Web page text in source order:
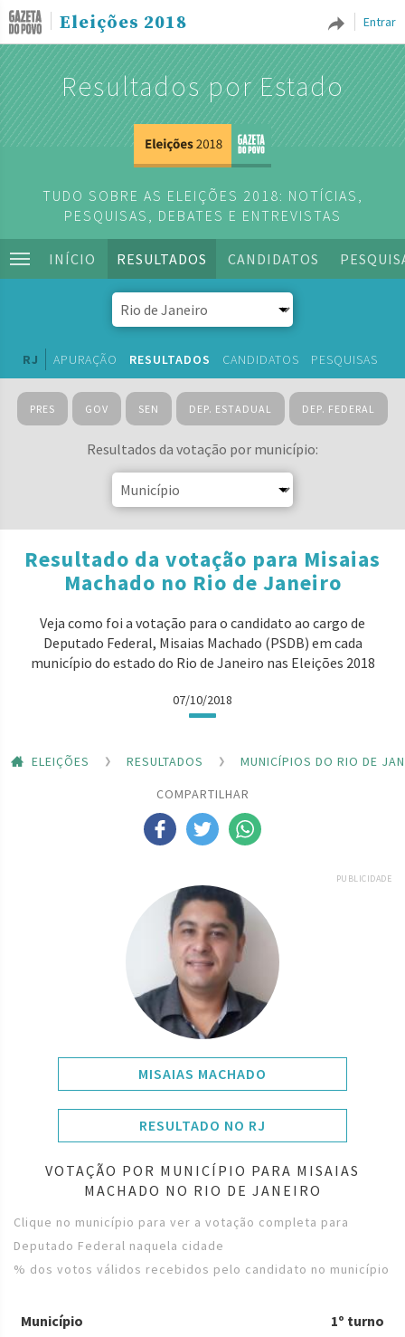
Entrar
Eleições 2018
Resultados por Estado
TUDO SOBRE AS ELEIÇÕES 2018: NOTÍCIAS,
PESQUISAS, DEBATES E ENTREVISTAS
INÍCIO RESULTADOS CANDIDATOS
RJ APURAÇÃO RESULTADOS CANDIDATOS PESQUISAS
PRES GOV SEN DEP. ESTADUAL DEP. FEDERAL
Resultados da votação por município:
Resultado da votação para Misaias
Machado no Rio de Janeiro
Veja como foi a votação para o candidato ao cargo de
Deputado Federal, Misaias Machado (PSDB) em cada
município do estado do Rio de Janeiro nas Eleições 2018
07/10/2018
ELEIÇÕES RESULTADOS
MUNICÍPIOS DO RIO DE
COMPARTILHAR
PUBLICIDADE
MISAIAS MACHADO
RESULTADO NO RJ
VOTAÇÃO POR MUNICÍPIO PARA MISAIAS
MACHADO NO RIO DE JANEIRO
Clique no município para ver a votação completa para
Deputado Federal naquela cidade
% dos votos válidos recebidos pelo candidato no município
Município 1º turno